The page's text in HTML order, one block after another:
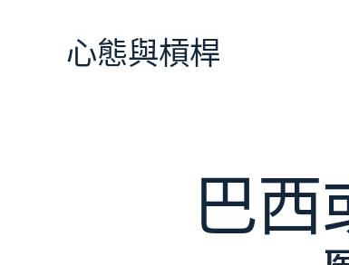
心態與槓桿
巴西